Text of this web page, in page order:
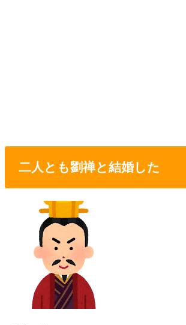
二人とも劉禅と結婚した